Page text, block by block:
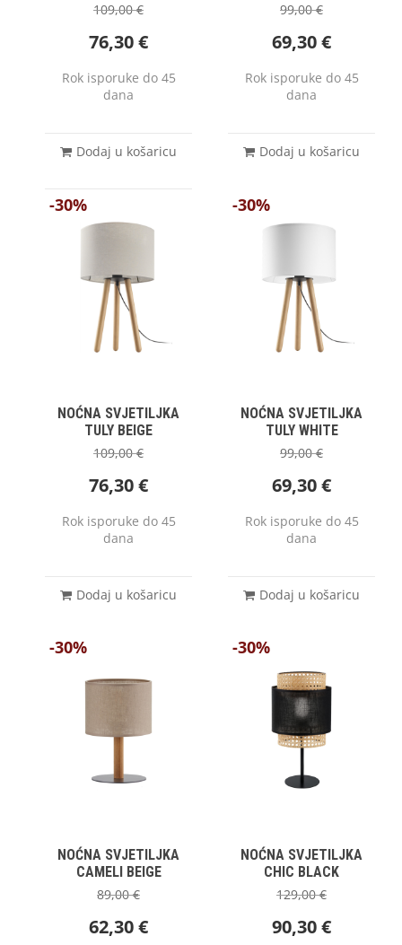
109,00€
76,30€
Rok isporuke do 45
dana
Dodaj u košaricu
99,00€
69,30€
Rok isporuke do 45
dana
Dodaj u košaricu
-30%
NOĆNA SVJETILJKA
TULY BEIGE
109,00€
76,30€
Rok isporuke do 45
dana
Dodaj u košaricu
-30%
NOĆNA SVJETILJKA
TULY WHITE
99,00€
69,30€
Rok isporuke do 45
dana
Dodaj u košaricu
-30%
NOĆNA SVJETILJKA
CAMELI BEIGE
89,00€
62,30€
-30%
NOĆNA SVJETILJKA
CHIC BLACK
129,00€
90,30€